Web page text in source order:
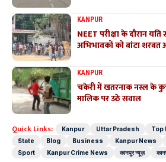
KANPUR
NEET परीक्षा के दौरान
अभिभावकों को बांटा
KANPUR
चकेरी में खतरनाक नस्ल के
मालिक पर उठे सवाल
Quick Links: Kanpur Uttar Pradesh Top
State
Blog Business Kanpur News
Sport
Kanpur Crime News कानपुर न्यूज़